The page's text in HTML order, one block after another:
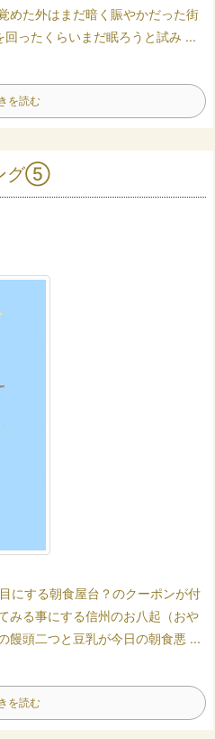
めた外はまだ暗く 賑やかだった街
回ったくらいまだ眠ろうと試み ...
を読む
グ⑤
にする朝食屋台？のクーポンが付
みる事にする信州のお八起（おや
饅頭二つと 豆乳が今日の朝食悪 ...
を読む